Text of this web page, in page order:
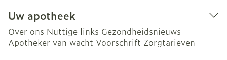
Uw apotheek
Over ons Nuttige links Gezondheidsnieuws
Apotheker van wacht Voorschrift Zorgtarieven